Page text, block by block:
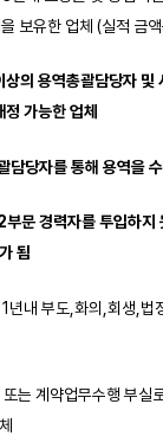
보유한 업체 (실적 금
상의 용역총괄담당자 및
가능한 업체
담당자를 통해 용역을
부문 경력자를 투입하지
됨
년내 부도,화의,회생,법
는 계약업무수행 부실